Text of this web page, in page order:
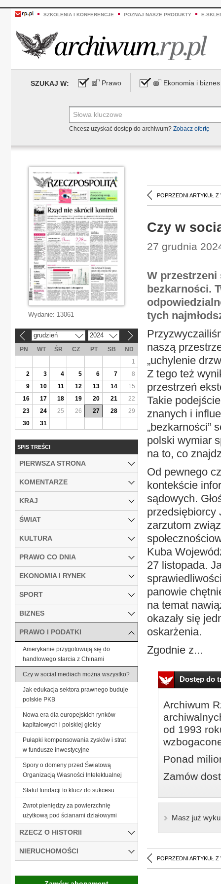
SZKOLENIA I KONFERENCJE POZNAJ NASZE PRODUKTY E-
SZUKAJ W: Prawo Ekonomia i biznes
Chcesz uzyskać dostęp do archiwum? Zobacz ofertę
POPRZEDNI ARTYKUŁ Z
Czy w
27 grudnia
W przestrzeni
bezkarności.
tych
naszą
„uchylenie
Z tego też
przestrzeń
Takie
znanych i
„bezkarności”
polski wymiar
na to, co
Od pewnego
kontekście
sądowych.
przedsiębiorcy
zarzutom
Kuba
27 listopada.
panowie
na temat
okazały się
oskarżenia.
Zgodnie z...
Dostęp do
Archiwum
od 1993
Ponad
Zamów
Masz już
POPRZEDNI ARTYKUŁ Z
Wydanie: 13061
grudzień 2024
PN WT ŚR CZ PT SB
ND
1
2
3 4 5 6 7
8
9
10 11 12 13 14
15
16
17 18 19 20 21
22
23
24 25 26 27 28
29
30
31
SPIS TREŚCI
PIERWSZA STRONA
KOMENTARZE
KRAJ
ŚWIAT
KULTURA
PRAWO CO DNIA
EKONOMIA I RYNEK
SPORT
BIZNES
PRAWO I PODATKI
Amerykanie przygotowują się do
handlowego starcia z Chinami
Czy w social mediach można wszystko?
Jak edukacja sektora prawnego buduje
polskie PKB
Nowa era dla europejskich rynków
kapitałowych i polskiej giełdy
Pułapki kompensowania zysków i strat
w fundusze inwestycyjne
Spory o domeny przed Światową
Organizacją Własności Intelektualnej
Statut fundacji to klucz do sukcesu
Zwrot pieniędzy za powierzchnię
użytkową pod ścianami działowymi
RZECZ O HISTORII
NIERUCHOMOŚCI